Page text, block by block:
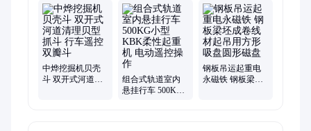
降移动、行车卷筒组、钢丝绳电动、电动卷扬机、单梁起重机、
悬臂起重机、葫芦起重机、缓冲器行车、起重电磁吸盘、起重机
轨道夹、起重机行走端、万向旋转吊环
中烨挖掘机贝壳
斗 双开式河道清
组合式轨道室内
悬挂行车 500KG
钢板吊运起重电
永磁铁 钢板梁坯